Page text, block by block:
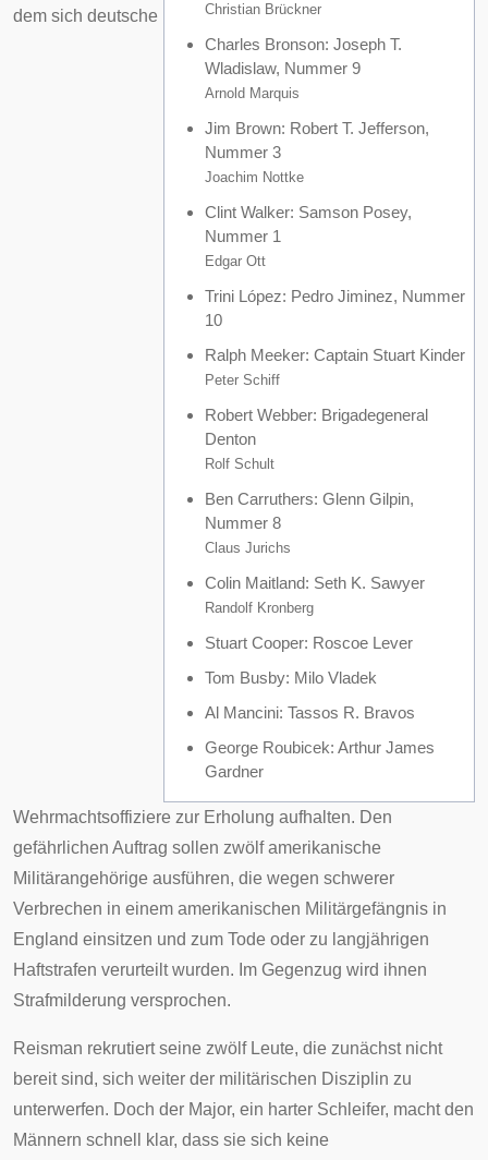
Christian Brückner
Charles Bronson: Joseph T.
Wladislaw, Nummer 9
Arnold Marquis
Jim Brown: Robert T. Jefferson,
Nummer 3
Joachim Nottke
Clint Walker: Samson Posey,
Nummer 1
Edgar Ott
Trini López: Pedro Jiminez, Nummer
10
Ralph Meeker: Captain Stuart Kinder
Peter Schiff
Robert Webber: Brigadegeneral
Denton
Rolf Schult
Ben Carruthers: Glenn Gilpin,
Nummer 8
Claus Jurichs
Colin Maitland: Seth K. Sawyer
Randolf Kronberg
Stuart Cooper: Roscoe Lever
Tom Busby: Milo Vladek
Al Mancini: Tassos R. Bravos
George Roubicek: Arthur James
Gardner
dem sich deutsche
Wehrmachtsoffiziere zur Erholung aufhalten. Den
gefährlichen Auftrag sollen zwölf amerikanische
Militärangehörige ausführen, die wegen schwerer
Verbrechen in einem amerikanischen Militärgefängnis in
England einsitzen und zum Tode oder zu langjährigen
Haftstrafen verurteilt wurden. Im Gegenzug wird ihnen
Strafmilderung versprochen.
Reisman rekrutiert seine zwölf Leute, die zunächst nicht
bereit sind, sich weiter der militärischen Disziplin zu
unterwerfen. Doch der Major, ein harter Schleifer, macht den
Männern schnell klar, dass sie sich keine